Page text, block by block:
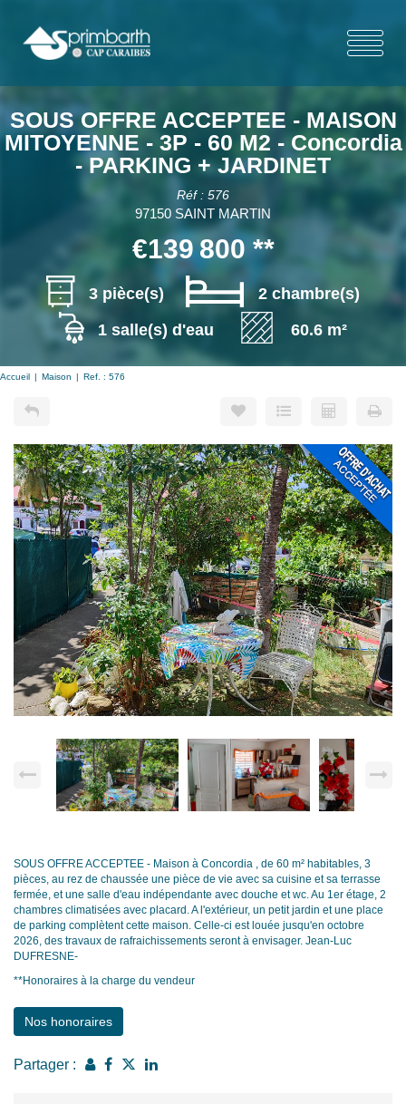
SOUS OFFRE ACCEPTEE - MAISON
MITOYENNE - 3P - 60 M2 - Concordia
- PARKING + JARDINET
Réf : 576
97150 SAINT MARTIN
€139 800 **
3 pièce(s)
2 chambre(s)
1 salle(s) d'eau
60.6 m²
Accueil Maison Ref. : 576
SOUS OFFRE ACCEPTEE - Maison à Concordia , de 60 m² habitables, 3
pièces, au rez de chaussée une pièce de vie avec sa cuisine et sa terrasse
fermée, et une salle d'eau indépendante avec douche et wc. Au 1er étage, 2
chambres climatisées avec placard. A l'extérieur, un petit jardin et une place
de parking complètent cette maison. Celle-ci est louée jusqu'en octobre
2026, des travaux de rafraichissements seront à envisager. Jean-Luc
DUFRESNE-
**Honoraires à la charge du vendeur
Nos honoraires
Partager :